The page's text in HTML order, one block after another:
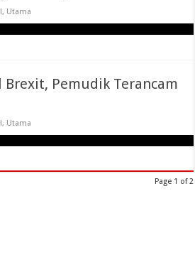
, Utama
Brexit, Pemudik Terancam
, Utama
Page 1 of 2